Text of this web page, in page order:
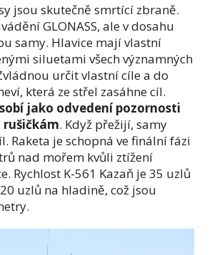
jsou skutečně smrtící zbraně.
GLONASS, ale v dosahu
samy. Hlavice mají vlastní
siluetami všech významných
určit vlastní cíle a do
která ze střel zasáhne cíl.
jako odvedení pozornosti
rušičkám. Když přežijí, samy
Raketa je schopná ve finální fázi
nad mořem kvůli ztížení
Rychlost K-561 Kazaň je 35 uzlů
uzlů na hladině, což jsou